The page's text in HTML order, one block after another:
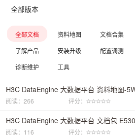
全部文档 资料地图 文档合集
了解产品
安装升级 配置调测
诊断维护
工具
H3C DataEngine 大数据平台 资料地图-
阅读：266 评分：
H3C DataEngine 大数据平台 文档包
阅读：116 评分：